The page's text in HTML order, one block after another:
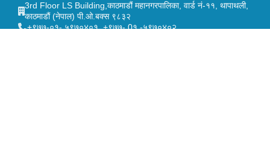
3rd Floor LS Building,काठमाडौं महानगरपालिका, वार्ड नं-११, थापाथली,
काठमाडौं (नेपाल) पी.ओ.बक्स ९८३२
+९७७-०१- ५९७०४०१, +९७७- 0१ -५९७०४०२